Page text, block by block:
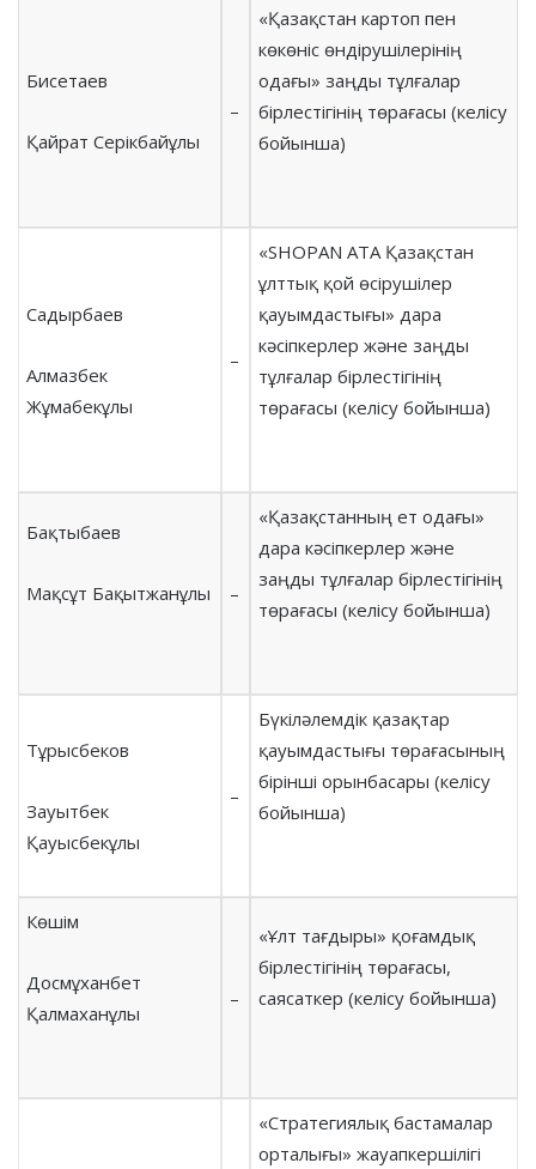
Бисетаев
Қайрат Серікбайұлы
–
«Қазақстан картоп пен
көкөніс өндірушілерінің
одағы» заңды тұлғалар
бірлестігінің төрағасы (келісу
бойынша)
Садырбаев
Алмазбек
Жұмабекұлы
–
«SHOPAN ATA Қазақстан
ұлттық қой өсірушілер
қауымдастығы» дара
кәсіпкерлер және заңды
тұлғалар бірлестігінің
төрағасы (келісу бойынша)
Бақтыбаев
Мақсұт Бақытжанұлы –
«Қазақстанның ет одағы»
дара кәсіпкерлер және
заңды тұлғалар бірлестігінің
төрағасы (келісу бойынша)
Тұрысбеков
Зауытбек
Қауысбекұлы
–
Бүкіләлемдік қазақтар
қауымдастығы төрағасының
бірінші орынбасары (келісу
бойынша)
Көшім
Досмұханбет
Қалмаханұлы
–
«Ұлт тағдыры» қоғамдық
бірлестігінің төрағасы,
саясаткер (келісу бойынша)
«Стратегиялық бастамалар
орталығы» жауапкершілігі